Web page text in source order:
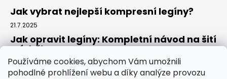
Používáme cookies, abychom Vám umožnili
pohodlné prohlížení webu a díky analýze provozu
Jak vybrat nejlepší kompresní legíny?
21.7.2025
Jak opravit legíny: Kompletní návod na šití
a údržbu
14.7.2025